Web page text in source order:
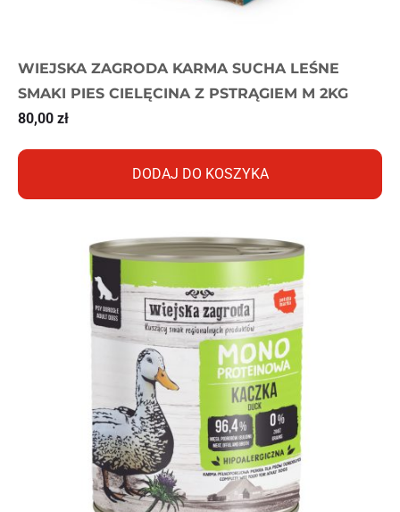
WIEJSKA ZAGRODA KARMA SUCHA LEŚNE
SMAKI PIES CIELĘCINA Z PSTRĄGIEM M 2KG
80,00 zł
DODAJ DO KOSZYKA